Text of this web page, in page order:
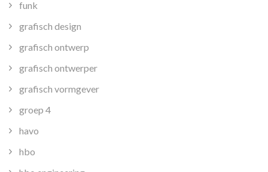
funk
grafisch design
grafisch ontwerp
grafisch ontwerper
grafisch vormgever
groep 4
havo
hbo